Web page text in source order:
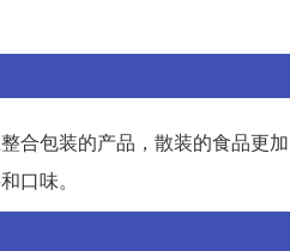
合包装的产品，散装的食品更
口味。